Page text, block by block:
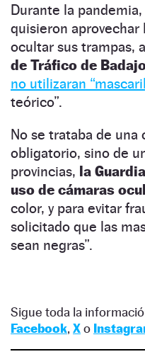
Durante la
quisieron aprovechar
ocultar sus trampas,
de Tráfico de
no utilizaran
teórico”.
No se trataba de
obligatorio, sino de
provincias, la
uso de cámaras
color, y para evitar
solicitado que las
sean negras”.
Sigue toda la
Facebook, Xo